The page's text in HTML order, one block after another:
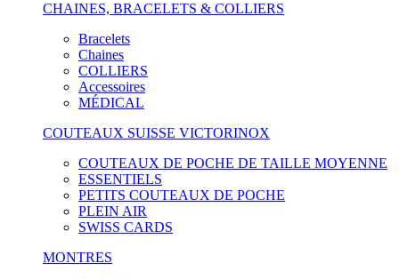
CHAINES, BRACELETS & COLLIERS
Bracelets
Chaines
COLLIERS
Accessoires
MÉDICAL
COUTEAUX SUISSE VICTORINOX
COUTEAUX DE POCHE DE TAILLE MOYENNE
ESSENTIELS
PETITS COUTEAUX DE POCHE
PLEIN AIR
SWISS CARDS
MONTRES